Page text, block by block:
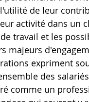
de leur
activité dans un
travail et les
majeurs
expriment
des
comme un